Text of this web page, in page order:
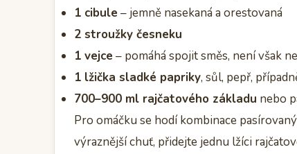
1 cibule – jemně nasekaná a orestovaná
2 stroužky česneku
1 vejce – pomáhá spojit směs, není však
1 lžička sladké papriky, sůl, pepř,
700–900 ml rajčatového základu nebo
Pro omáčku se hodí kombinace
výraznější chuť, přidejte jednu lžíci